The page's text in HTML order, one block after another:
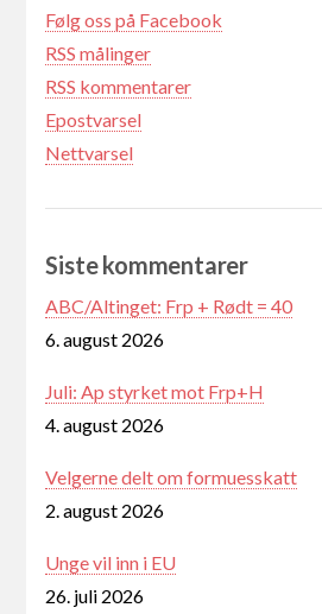
Følg oss på Facebook
RSS målinger
RSS kommentarer
Epostvarsel
Nettvarsel
Siste kommentarer
ABC/Altinget: Frp + Rødt = 40
6. august 2026
Juli: Ap styrket mot Frp+H
4. august 2026
Velgerne delt om formuesskatt
2. august 2026
Unge vil inn i EU
26. juli 2026